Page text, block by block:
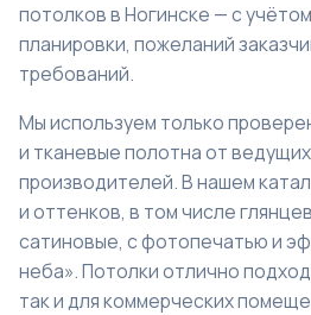
потолков в Ногинске — с
планировки, пожеланий
требований.
Мы используем только
и тканевые полотна от
производителей. В нашем
и оттенков, в том числе
сатиновые, с фотопечатью и
неба». Потолки отлично
так и для коммерческих